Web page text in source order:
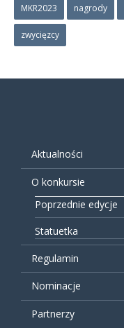
MKR2023 nagrody
zwycięzcy
Aktualności
O konkursie
Poprzednie edycje
Statuetka
Regulamin
Nominacje
Partnerzy